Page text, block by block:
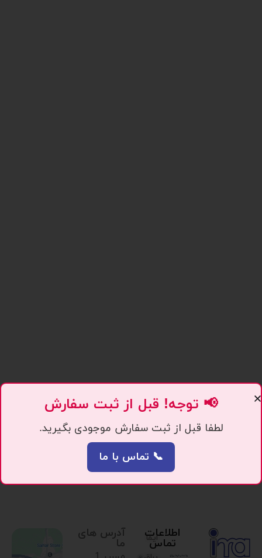
ایما
اطلاعات
تماس
آدرس های
ما
📢 توجه! قبل از ثبت سفارش
لطفا قبل از ثبت سفارش موجودی بگیرید.
📞 تماس با ما